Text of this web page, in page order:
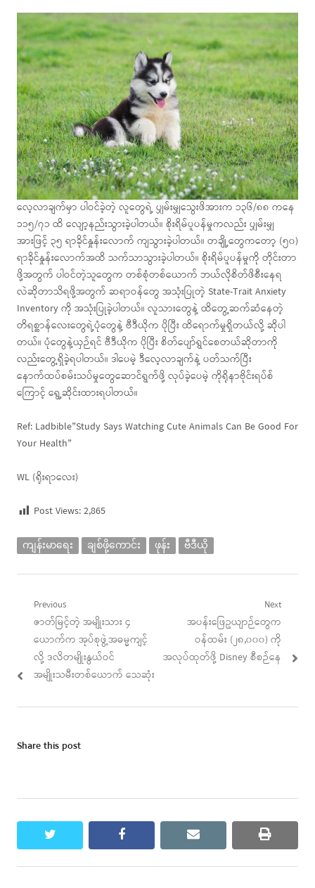
လေ့လာချက်မှာ ပါဝင်ခဲ့တဲ့ လူတွေရဲ့ ပျှမ်းမျှသွေးဖိအားက ၁၃၆/၈၈ ကနေ
၁၁၅/၇၁ ထိ လျော့နည်းသွားခဲ့ပါတယ်။ စိုးရိမ်ပူပန်မှုကလည်း ပျှမ်းမျှ
အားဖြင့် ၃၅ ရာခိုင်နှုန်းလောက် ကျသွားခဲ့ပါတယ်။ တချို့တွေကတော့ (၅၀)
ရာခိုင်နှုန်းလောက်အထိ သက်သာသွားခဲ့ပါတယ်။ စိုးရိမ်ပူပန်မှုကို တိုင်းတာ
ဖို့အတွက် ပါဝင်တဲ့သူတွေက တစ်စုံတစ်ယောက် ဘယ်လိုစိတ်ဖိစီးနေရ
လဲဆိုတာသိရဖို့အတွက် ဆရာဝန်တွေ အသုံးပြုတဲ့ State-Trait Anxiety
Inventory ကို အသုံးပြုခဲ့ပါတယ်။ လူသားတွေနဲ့ ထိတွေ့ဆက်ဆံနေတဲ့
တိရစ္ဆာန်လေးတွေရဲ့ပုံတွေနဲ့ ဗီဒီယိုက ပိုပြီး ထိရောက်မှုရှိတယ်လို့ ဆိုပါ
တယ်။ ပုံတွေနဲ့ယှဉ်ရင် ဗီဒီယိုက ပိုပြီး စိတ်ပျော်ရွှင်စေတယ်ဆိုတာကို
လည်းတွေ့ရှိခဲ့ရပါတယ်။ ဒါပေမဲ့ ဒီလေ့လာချက်နဲ့ ပတ်သက်ပြီး
နောက်ထပ်စမ်းသပ်မှုတွေဆောင်ရွက်ဖို့ လုပ်ခဲ့ပေမဲ့ ကိုရိုနာဗိုင်းရပ်စ်
ကြောင့် ရွေ့ဆိုင်းထားရပါတယ်။
Ref: Ladbible”Study Says Watching Cute Animals Can Be Good For
Your Health”
WL (ရိုးရာလေး)
Post Views:2,865
ကျန်းမာရေး ချစ်ဖို့ကောင်း ဖုန်း ဗီဒီယို
Post
navigation
Previous
Previous
post:
ဇာတ်မြင့်တဲ့ အမျိုးသား ၄
ယောက်က အုပ်စုဖွဲ့အဓမ္မကျင့်
လို့ ဒလိတမျိုးနွယ်ဝင်
အမျိုးသမီးတစ်ယောက် သေဆုံး
Next
Next
post:
အပန်းဖြေဥယျာဉ်တွေက
ဝန်ထမ်း (၂၈,၀၀၀) ကို
အလုပ်ထုတ်ဖို့ Disney စီစဉ်နေ
Share this post
twitter facebook email print